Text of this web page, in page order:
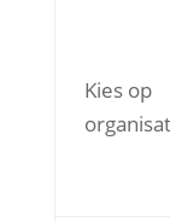
Kies op